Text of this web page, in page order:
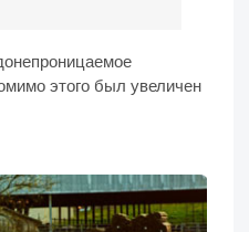
этого был увеличен